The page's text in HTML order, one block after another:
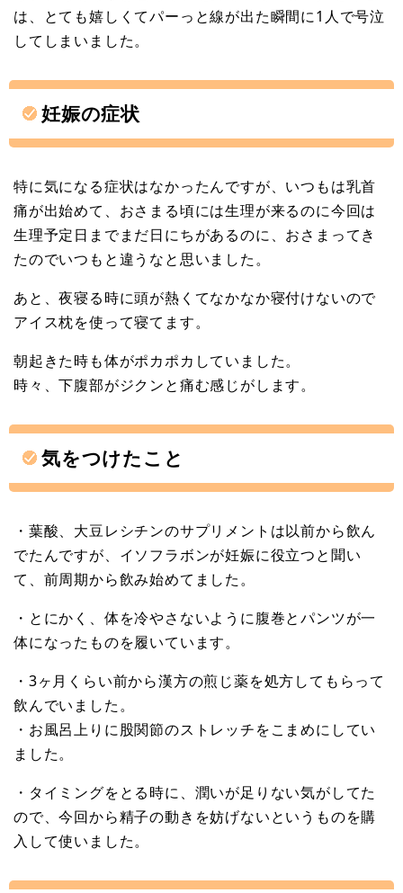
は、とても嬉しくてパーっと線が出た瞬間に1人で号泣
してしまいました。
妊娠の症状
特に気になる症状はなかったんですが、いつもは乳首
痛が出始めて、おさまる頃には生理が来るのに今回は
生理予定日までまだ日にちがあるのに、おさまってき
たのでいつもと違うなと思いました。
あと、夜寝る時に頭が熱くてなかなか寝付けないので
アイス枕を使って寝てます。
朝起きた時も体がポカポカしていました。
時々、下腹部がジクンと痛む感じがします。
気をつけたこと
・葉酸、大豆レシチンのサプリメントは以前から飲ん
でたんですが、イソフラボンが妊娠に役立つと聞い
て、前周期から飲み始めてました。
・とにかく、体を冷やさないように腹巻とパンツが一
体になったものを履いています。
・3ヶ月くらい前から漢方の煎じ薬を処方してもらって
飲んでいました。
・お風呂上りに股関節のストレッチをこまめにしてい
ました。
・タイミングをとる時に、潤いが足りない気がしてた
ので、今回から精子の動きを妨げないというものを購
入して使いました。